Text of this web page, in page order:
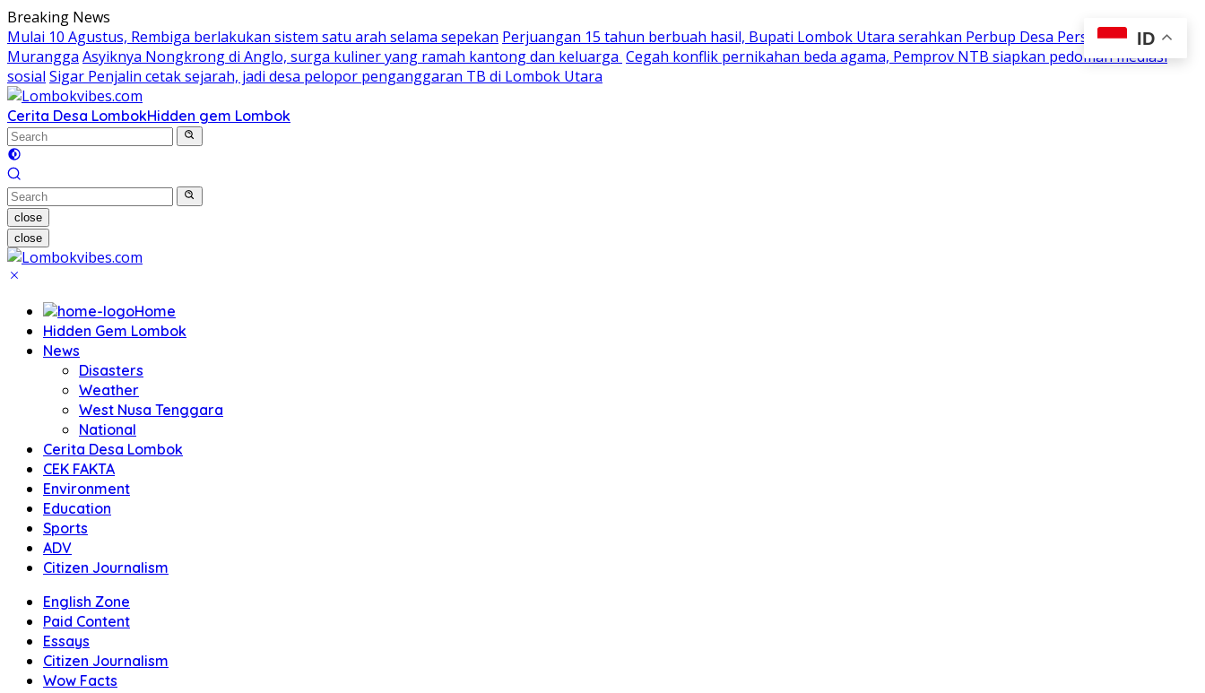
Skip
to
content
Breaking News
Mulai 10 Agustus, Rembiga berlakukan sistem satu arah selama sepekan Perjuangan 15 tahun berbuah hasil, Bupati Lombok Utara serahkan Perbup Desa Persiapan
Murangga Asyiknya Nongkrong di Anglo, surga kuliner yang ramah kantong dan keluarga Cegah konflik pernikahan beda agama, Pemprov NTB siapkan pedoman mediasi
sosial Sigar Penjalin cetak sejarah, jadi desa pelopor penganggaran TB di Lombok Utara
Cerita Desa LombokHidden gem Lombok
close
close
Home
Hidden Gem Lombok
News
Disasters
Weather
West Nusa Tenggara
National
Cerita Desa Lombok
CEK FAKTA
Environment
Education
Sports
ADV
Citizen Journalism
English Zone
Paid Content
Essays
Citizen Journalism
Wow Facts
ID